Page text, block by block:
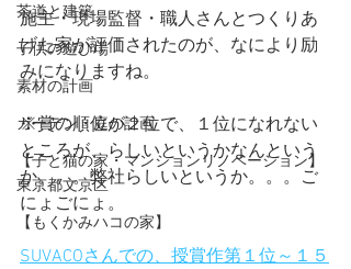
茶道と建築
子供の遊び場
素材の計画
ガーデン・庭の計画
【子と猫の家・マンションリノベーション】
東京都文京区
【もくかみハコの家】
施主・現場監督・職人さんとつくりあ
げた家が評価されたのが、なにより励
みになりますね。
※賞の順位が２位で、１位になれない
ところが、らしいというかなんという
か。。。弊社らしいというか。。。ご
にょごにょ。
SUVACOさんでの、授賞作第１位～１５